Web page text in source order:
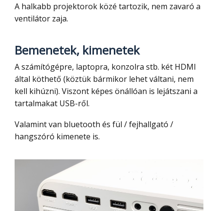
A halkabb projektorok közé tartozik, nem zavaró a
ventilátor zaja.
Bemenetek, kimenetek
A számítógépre, laptopra, konzolra stb. két HDMI
által köthető (köztük bármikor lehet váltani, nem
kell kihúzni). Viszont képes önállóan is lejátszani a
tartalmakat USB-ről.
Valamint van bluetooth és fül / fejhallgató /
hangszóró kimenete is.